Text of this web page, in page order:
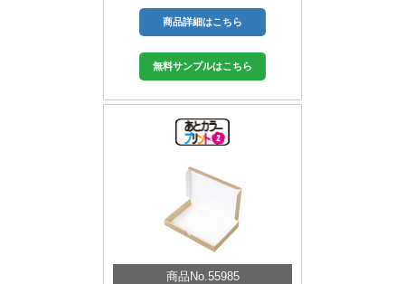
商品詳細はこちら
無料サンプルはこちら
商品No.55985